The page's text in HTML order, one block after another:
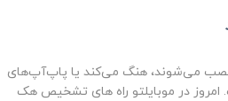
نصب می‌شوند، هنگ می‌کند یا پاپ‌آپ‌های
در موبایلتو راه های تشخیص هک